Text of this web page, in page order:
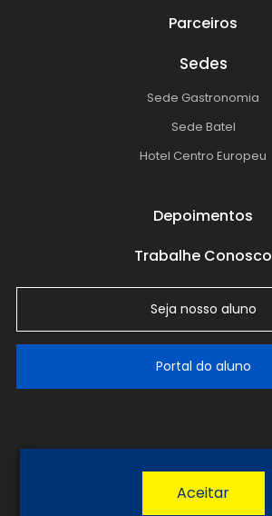
Parceiros
Sedes
Sede Gastronomia
Sede Batel
Hotel Centro Europeu
Depoimentos
Trabalhe Conosco
Seja nosso aluno
Portal do aluno
Política de Privacidade